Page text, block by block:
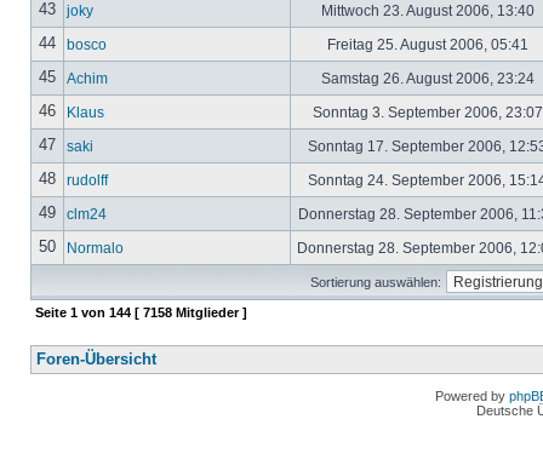
43 joky Mittwoch 23. August 2006, 13:40
44 bosco Freitag 25. August 2006, 05:41
45 Achim Samstag 26. August 2006, 23:24
46 Klaus Sonntag 3. September 2006,
47 saki Sonntag 17. September 2006,
48 rudolff Sonntag 24. September 2006,
49 clm24 Donnerstag 28. September 2006,
50 Normalo Donnerstag 28. September 2006,
Sortierung auswählen:
Seite 1 von 144 [ 7158 Mitglieder ]
Foren-Übersicht
Powered by
Deutsche